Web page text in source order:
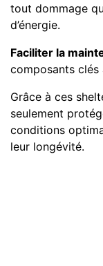
tout dommage
d’énergie.
Faciliter la
composants clés
Grâce à ces
seulement
conditions
leur longévité.